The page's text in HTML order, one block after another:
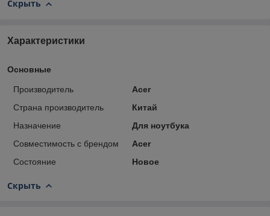
Скрыть
Характеристики
Основные
Производитель
Acer
Страна производитель
Китай
Назначение
Для ноутбука
Совместимость с брендом
Acer
Состояние
Новое
Скрыть